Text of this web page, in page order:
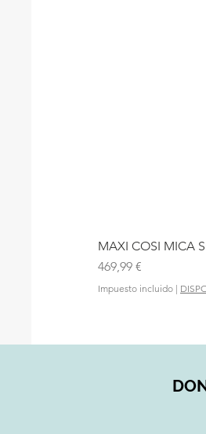
MAXI COSI MICA
Precio
469,99 €
Impuesto incluido |